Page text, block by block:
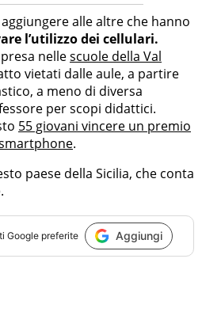
aggiungere alle altre che hanno
l’utilizzo dei cellulari.
nellescuole della Val
vietati dalle aule, a partire
a meno di diversa
per scopi didattici.
55 giovani vincere un premio
.
paese della Sicilia, che conta
Google preferite Aggiungi